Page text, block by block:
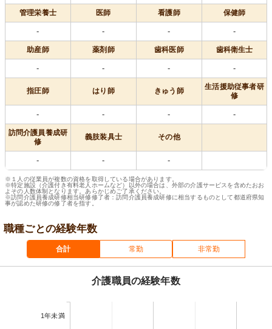
管理栄養士 医師 看護師 保健師
- - - -
助産師 薬剤師 歯科医師 歯科衛生士
- - - -
指圧師 はり師 きゅう師
生活援助従事者研
修
- - - -
訪問介護員養成研
修
義肢装具士 その他
- - -
※１人の従業員が複数の資格を取得している場合があります。
※特定施設（介護付き有料老人ホームなど）以外の場合は、外部の介護サービスを含めたおお
よその人数体制となります。あらかじめご了承ください。
※訪問介護員養成研修相当研修修了者：訪問介護員養成研修に相当するものとして都道府県知
事が認めた研修の修了者を指す。
職種ごとの経験年数
合計 常勤 非常勤
介護職員の経験年数
1年未満